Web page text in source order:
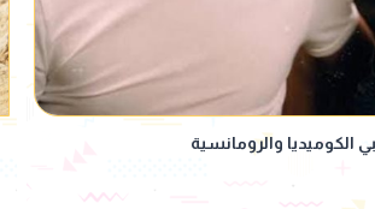
والرومانسية